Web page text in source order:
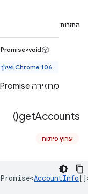
החזרות
Promise<void>
Chrome 106 ואילך
מחזירה Promise שמושלם כשהמצב נוקה.
getAccounts(
)
ערוץ פיתוח
Promise<AccountInfo[]